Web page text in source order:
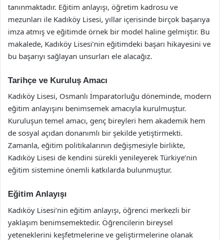
tanınmaktadır. Eğitim anlayışı, öğretim kadrosu ve
mezunları ile Kadıköy Lisesi, yıllar içerisinde birçok başarıya
imza atmış ve eğitimde örnek bir model haline gelmiştir. Bu
makalede, Kadıköy Lisesi’nin eğitimdeki başarı hikayesini ve
bu başarıyı sağlayan unsurları ele alacağız.
Tarihçe ve Kuruluş Amacı
Kadıköy Lisesi, Osmanlı İmparatorluğu döneminde, modern
eğitim anlayışını benimsemek amacıyla kurulmuştur.
Kuruluşun temel amacı, genç bireyleri hem akademik hem
de sosyal açıdan donanımlı bir şekilde yetiştirmekti.
Zamanla, eğitim politikalarının değişmesiyle birlikte,
Kadıköy Lisesi de kendini sürekli yenileyerek Türkiye’nin
eğitim sistemine önemli katkılarda bulunmuştur.
Eğitim Anlayışı
Kadıköy Lisesi’nin eğitim anlayışı, öğrenci merkezli bir
yaklaşım benimsemektedir. Öğrencilerin bireysel
yeteneklerini keşfetmelerine ve geliştirmelerine olanak